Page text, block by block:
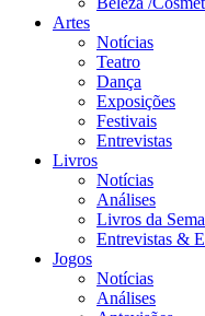
Artes
Notícias
Teatro
Dança
Exposições
Festivais
Entrevistas
Livros
Notícias
Análises
Livros da
Entrevistas &
Jogos
Notícias
Análises